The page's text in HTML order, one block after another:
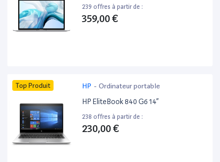
239 offres à partir de :
359,00 €
Top Produit HP - Ordinateur portable
HP EliteBook 840 G6 14”
238 offres à partir de :
230,00 €